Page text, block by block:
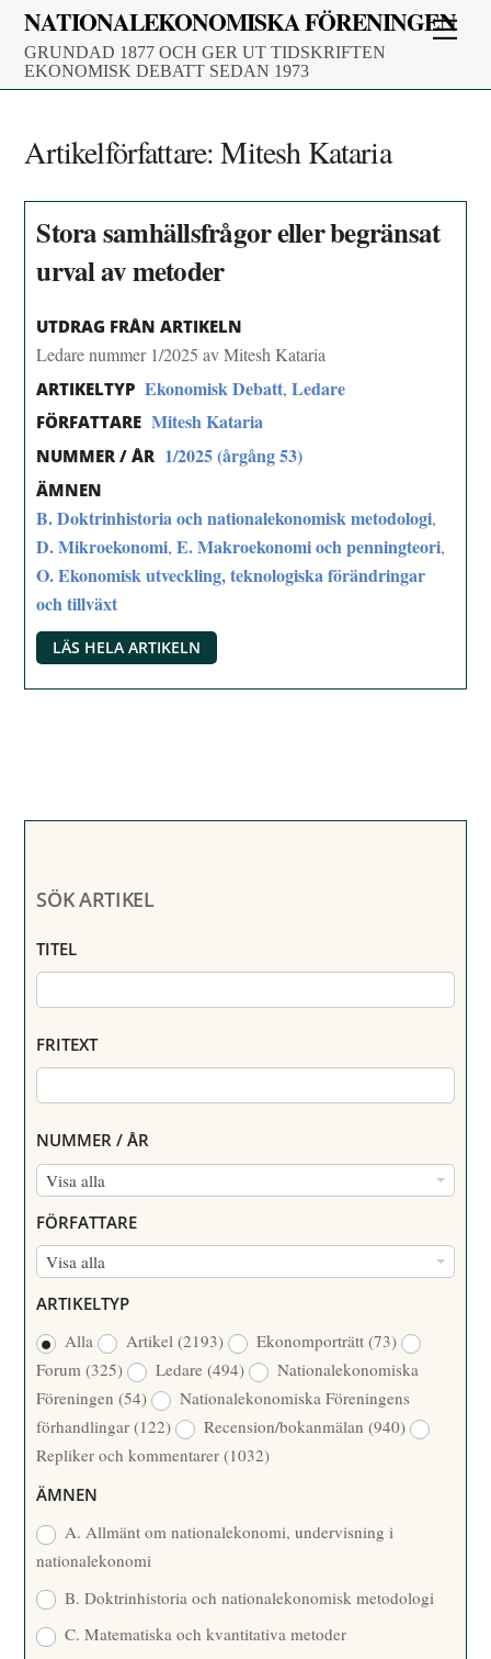
Skip
content
NATIONALEKONOMISKA FÖRENINGEN
GRUNDAD 1877 OCH GER UT TIDSKRIFTEN
EKONOMISK DEBATT SEDAN 1973
Artikelförfattare:Mitesh Kataria
Stora samhällsfrågor eller begränsat
urval av metoder
UTDRAG FRÅN ARTIKELN
Ledare nummer 1/2025 av Mitesh Kataria
ARTIKELTYP Ekonomisk Debatt,Ledare
FÖRFATTARE Mitesh Kataria
NUMMER / ÅR 1/2025 (årgång 53)
ÄMNEN
B. Doktrinhistoria och nationalekonomisk metodologi,
D. Mikroekonomi,E. Makroekonomi och penningteori,
O. Ekonomisk utveckling, teknologiska förändringar
och tillväxt
LÄS HELA ARTIKELN
SÖK ARTIKEL
TITEL
FRITEXT
NUMMER / ÅR
Visa alla
N
M
M
/
Å
R
FÖRFATTARE
Visa alla
R
F
A
T
T
A
R
ARTIKELTYP
Alla
Artikel(2193) Ekonomporträtt(73)
Forum(325) Ledare(494)
Nationalekonomiska
Föreningen(54)
Nationalekonomiska Föreningens
förhandlingar(122) Recension/bokanmälan(940)
Repliker och kommentarer(1032)
ÄMNEN
A. Allmänt om nationalekonomi, undervisning i
nationalekonomi
B. Doktrinhistoria och nationalekonomisk metodologi
C. Matematiska och kvantitativa metoder